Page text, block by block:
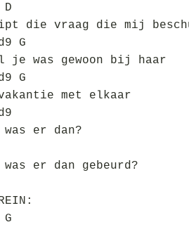
D
die vraag die mij
G
je was gewoon bij haar
G
met elkaar
was er dan?
was er dan gebeurd?